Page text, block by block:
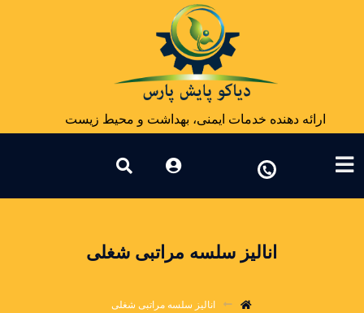
ارائه دهنده خدمات ایمنی، بهداشت و محیط زیست
انالیز سلسه مراتبی شغلی
انالیز سلسه مراتبی شغلی